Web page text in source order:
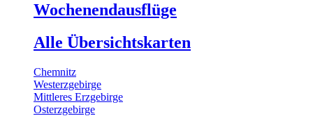
Wochenendausflüge
Alle Übersichtskarten
Chemnitz
Westerzgebirge
Mittleres Erzgebirge
Osterzgebirge